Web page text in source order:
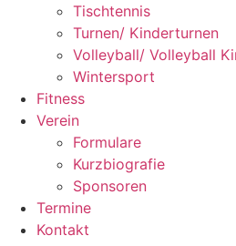
Tischtennis
Turnen/ Kinderturnen
Volleyball/ Volleyball
Wintersport
Fitness
Verein
Formulare
Kurzbiografie
Sponsoren
Termine
Kontakt